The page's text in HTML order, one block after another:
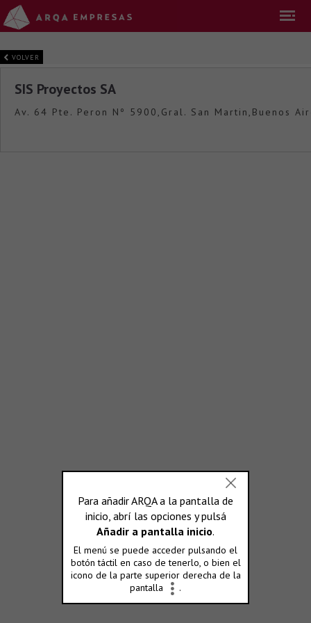
VOLVER
SIS Proyectos SA
Av. 64 Pte. Peron Nº 5900,Gral. San Martin,Buenos